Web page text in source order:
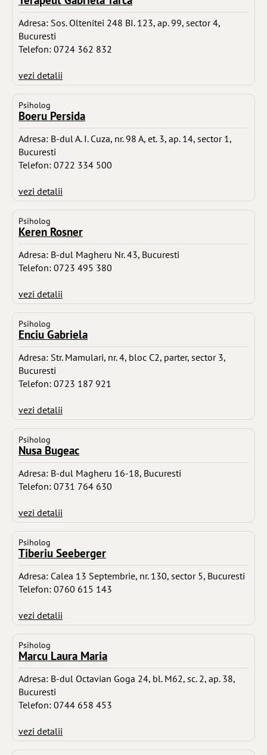
Adresa: Sos. Oltenitei 248 BI. 123, ap. 99, sector 4,
Bucuresti
Telefon: 0724 362 832
vezi detalii
Psiholog
Boeru Persida
Adresa: B-dul A. I. Cuza, nr. 98 A, et. 3, ap. 14, sector 1,
Bucuresti
Telefon: 0722 334 500
vezi detalii
Psiholog
Keren Rosner
Adresa: B-dul Magheru Nr. 43, Bucuresti
Telefon: 0723 495 380
vezi detalii
Psiholog
Enciu Gabriela
Adresa: Str. Mamulari, nr. 4, bloc C2, parter, sector 3,
Bucuresti
Telefon: 0723 187 921
vezi detalii
Psiholog
Nusa Bugeac
Adresa: B-dul Magheru 16-18, Bucuresti
Telefon: 0731 764 630
vezi detalii
Psiholog
Tiberiu Seeberger
Adresa: Calea 13 Septembrie, nr. 130, sector 5, Bucuresti
Telefon: 0760 615 143
vezi detalii
Psiholog
Marcu Laura Maria
Adresa: B-dul Octavian Goga 24, bl. M62, sc. 2, ap. 38,
Bucuresti
Telefon: 0744 658 453
vezi detalii